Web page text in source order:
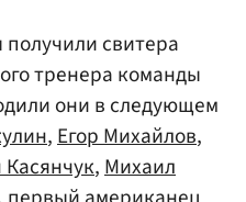
свитера
тренера команды
они в следующем
,Егор Михайлов,
,Михаил